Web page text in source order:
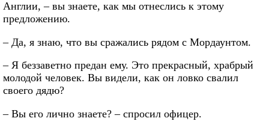
Англии, – вы знаете, как мы отнеслись к этому
предложению.
– Да, я знаю, что вы сражались рядом с Мордаунтом.
– Я беззаветно предан ему. Это прекрасный, храбрый
молодой человек. Вы видели, как он ловко свалил
своего дядю?
– Вы его лично знаете? – спросил офицер.